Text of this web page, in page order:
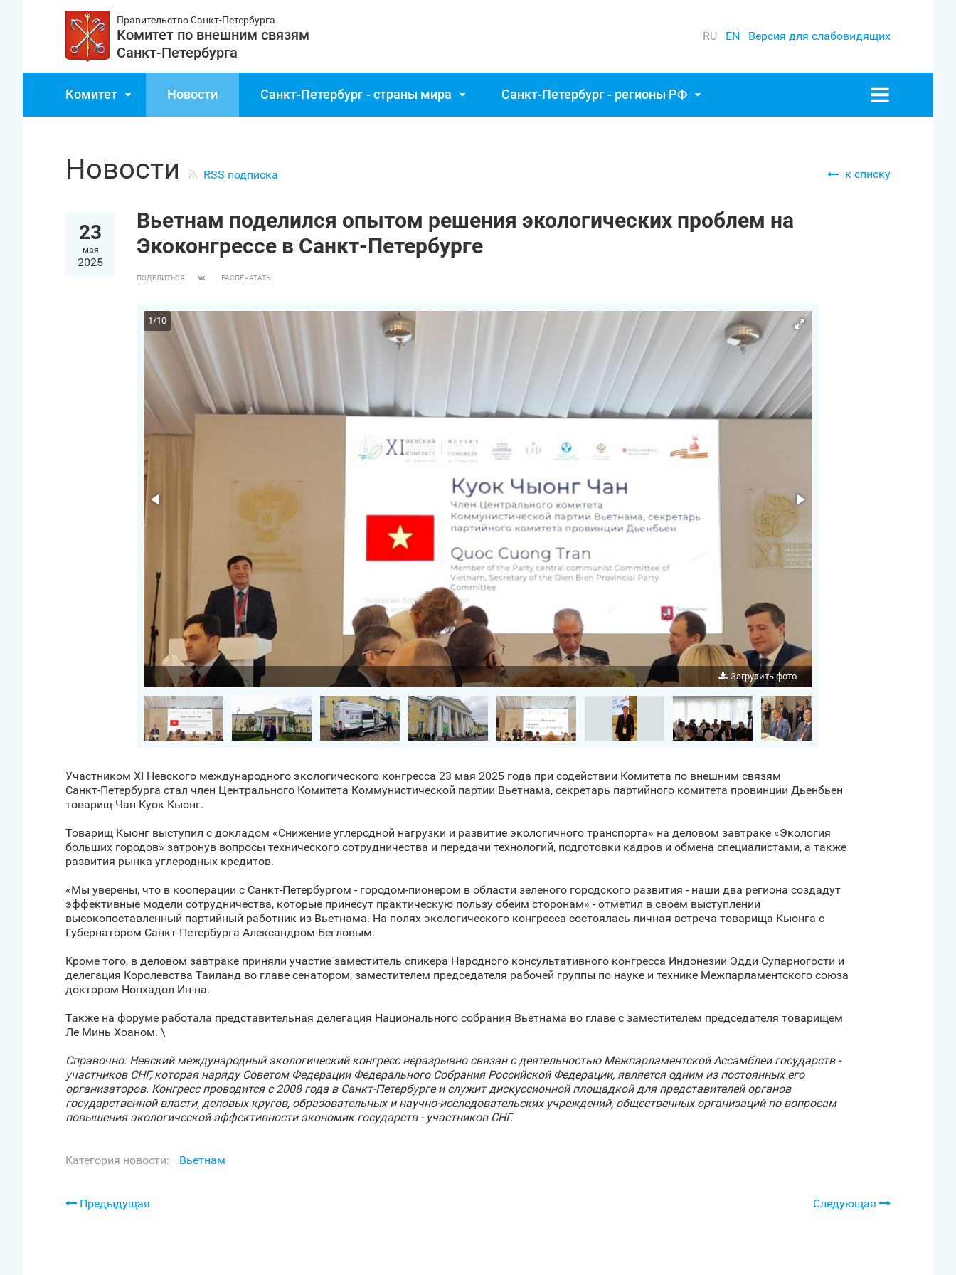
Правительство Санкт‑Петербурга
Комитет по внешним связям
Санкт‑Петербурга
RU EN Версия для слабовидящих
Комитет Новости Санкт‑Петербург - страны мира Санкт‑Петербург - регионы РФ
к списку
Новости RSS подписка
23
мая
2025
Вьетнам поделился опытом решения экологических проблем на
Экоконгрессе в Санкт‑Петербурге
ПОДЕЛИТЬСЯ: РАСПЕЧАТАТЬ
Загрузить фото
1/10
Участником XI Невского международного экологического конгресса 23 мая 2025 года при содействии Комитета по внешним связям
Санкт‑Петербурга стал член Центрального Комитета Коммунистической партии Вьетнама, секретарь партийного комитета провинции Дьенбьен
товарищ Чан Куок Кыонг.
Товарищ Кыонг выступил с докладом «Снижение углеродной нагрузки и развитие экологичного транспорта» на деловом завтраке «Экология
больших городов» затронув вопросы технического сотрудничества и передачи технологий, подготовки кадров и обмена специалистами, а также
развития рынка углеродных кредитов.
«Мы уверены, что в кооперации с Санкт‑Петербургом - городом-пионером в области зеленого городского развития - наши два региона создадут
эффективные модели сотрудничества, которые принесут практическую пользу обеим сторонам» - отметил в своем выступлении
высокопоставленный партийный работник из Вьетнама. На полях экологического конгресса состоялась личная встреча товарища Кыонга с
Губернатором Санкт‑Петербурга Александром Бегловым.
Кроме того, в деловом завтраке приняли участие заместитель спикера Народного консультативного конгресса Индонезии Эдди Супарногости и
делегация Королевства Таиланд во главе сенатором, заместителем председателя рабочей группы по науке и технике Межпарламентского союза
доктором Нопхадол Ин-на.
Также на форуме работала представительная делегация Национального собрания Вьетнама во главе с заместителем председателя товарищем
Ле Минь Хоаном. \
Справочно: Невский международный экологический конгресс неразрывно связан с деятельностью Межпарламентской Ассамблеи государств -
участников СНГ, которая наряду Советом Федерации Федерального Собрания Российской Федерации, является одним из постоянных его
организаторов. Конгресс проводится с 2008 года в Санкт‑Петербурге и служит дискуссионной площадкой для представителей органов
государственной власти, деловых кругов, образовательных и научно-исследовательских учреждений, общественных организаций по вопросам
повышения экологической эффективности экономик государств - участников СНГ.
Категория новости: Вьетнам
Предыдущая Следующая